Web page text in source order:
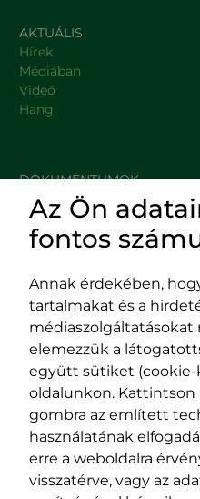
AKTUÁLIS
Hírek
Médiában
Videó
Hang
DOKUMENTUMOK
HASZNOS LINKEK
EPP
400029 Kolozsvár,
Fürdő (Card. Iuliu Hossu)
szám
tel/fax:0723 250 321
email:
Az Ön
fontos
Annak érdekében,
tartalmakat és a
elemezzük a
együtt sütiket (cookie-
oldalunkon. Kattintson
gombra az említett
használatának
erre a weboldalra
visszatérve, vagy az